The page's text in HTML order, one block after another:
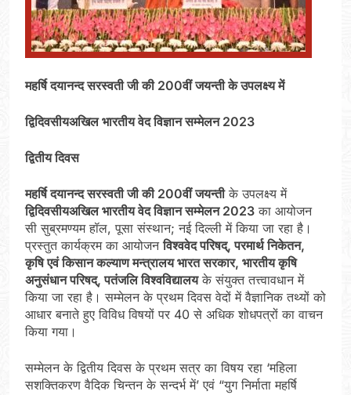
महर्षि दयानन्द सरस्वती जी की 200वीं जयन्ती के उपलक्ष्य में
द्विदिवसीयअखिल भारतीय वेद विज्ञान सम्मेलन 2023
द्वितीय दिवस
महर्षि दयानन्द सरस्वती जी की 200वीं जयन्तीके उपलक्ष्य में
द्विदिवसीयअखिल भारतीय वेद विज्ञान सम्मेलन 2023 का आयोजन
सी सुब्रमण्यम हॉल, पूसा संस्थान; नई दिल्ली में किया जा रहा है।
प्रस्तुत कार्यक्रम का आयोजनविश्ववेद परिषद्, परमार्थ निकेतन,
कृषि एवं किसान कल्याण मन्त्रालय भारत सरकार, भारतीय कृषि
अनुसंधान परिषद्, पतंजलि विश्वविद्यालयके संयुक्त तत्त्वावधान में
किया जा रहा है। सम्मेलन के प्रथम दिवस वेदों में वैज्ञानिक तथ्यों को
आधार बनाते हुए विविध विषयों पर 40 से अधिक शोधपत्रों का वाचन
किया गया।
सम्मेलन के द्वितीय दिवस के प्रथम सत्र का विषय रहा ‘महिला
सशक्तिकरण वैदिक चिन्तन के सन्दर्भ में’ एवं “युग निर्माता महर्षि